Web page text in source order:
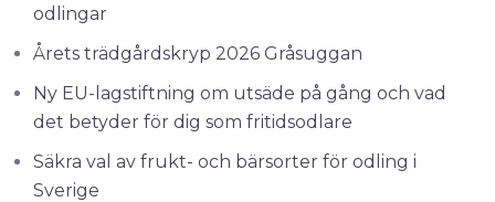
odlingar
Årets trädgårdskryp 2026 Gråsuggan
Ny EU-lagstiftning om utsäde på gång och vad
det betyder för dig som fritidsodlare
Säkra val av frukt- och bärsorter för odling i
Sverige